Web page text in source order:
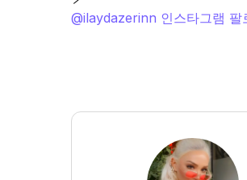
@ilaydazerinn 인스타그램 팔